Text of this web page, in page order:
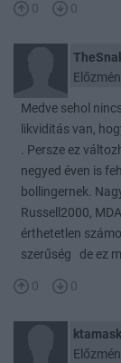
0 0
Medve sehol
likviditás van,
. Persze ez
negyed éven is
bollingernek.
Russell2000,
érthetetlen
szerűség de ez
0 0
ktamask